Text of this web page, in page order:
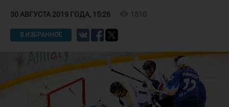
30 АВГУСТА 2019 ГОДА, 15:26 1510
В ИЗБРАННОЕ